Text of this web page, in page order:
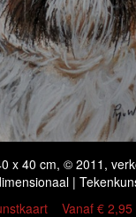
x 40 cm, © 2011,
|
Vanaf €